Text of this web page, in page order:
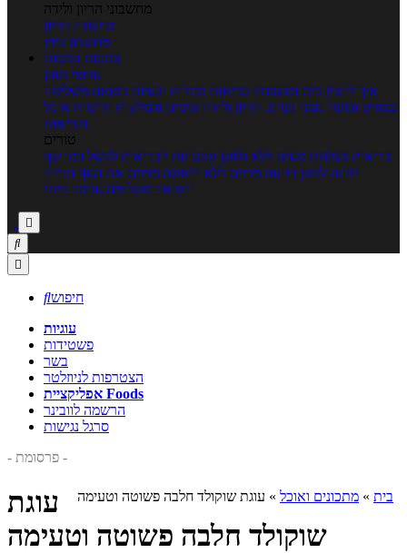
מחשבוני הריון ולידה
מחשבון הריון
מחשבון ביוץ
כתבות כתבות
ערוצי תוכן
איך להכין בית ומשפחה בריאות מחלות ובעיות רפואה משלימה
ספורט וכושר גופני נשים, הריון ולידה טיפים והמלצות חדשות אוכל
ובריאות
טורים
בריאות בצלחת טעים ללא גלוטן טבעונות לבריאות לבשל כמו שף
תזונה לבטן רגועה מרזים ללא דיאטה מזיזים את הגוף הרזיה
ורפואה משלימה גורמה ביתי



חיפוש
עוגיות
פשטידות
בשר
הצטרפות לניוזלטר
אפליקציית Foods
הרשמה לוובינר
סרגל נגישות
- פרסומת -
בית » מתכונים ואוכל » עוגת שוקולד חלבה פשוטה וטעימה
עוגת
שוקולד חלבה פשוטה וטעימה